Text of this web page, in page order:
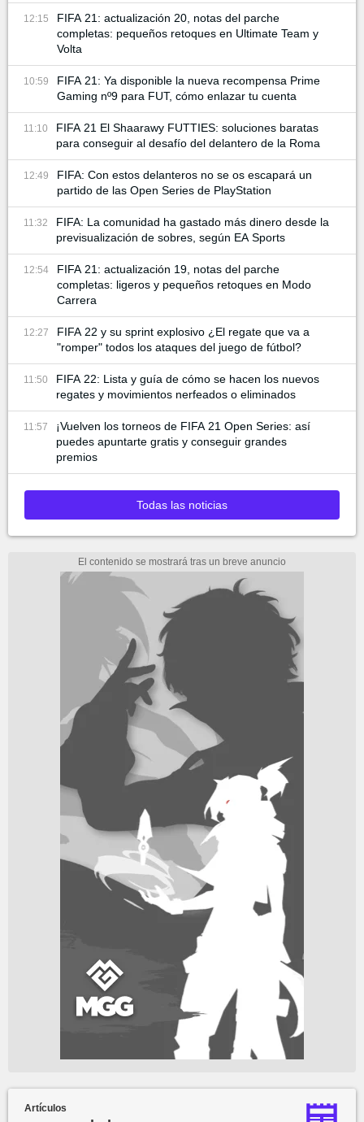
12:15
FIFA 21: actualización 20, notas del parche
completas: pequeños retoques en Ultimate Team y
Volta
10:59
FIFA 21: Ya disponible la nueva recompensa Prime
Gaming nº9 para FUT, cómo enlazar tu cuenta
11:10
FIFA 21 El Shaarawy FUTTIES: soluciones baratas
para conseguir al desafío del delantero de la Roma
12:49
FIFA: Con estos delanteros no se os escapará un
partido de las Open Series de PlayStation
11:32
FIFA: La comunidad ha gastado más dinero desde la
previsualización de sobres, según EA Sports
12:54
FIFA 21: actualización 19, notas del parche
completas: ligeros y pequeños retoques en Modo
Carrera
12:27
FIFA 22 y su sprint explosivo ¿El regate que va a
"romper" todos los ataques del juego de fútbol?
11:50
FIFA 22: Lista y guía de cómo se hacen los nuevos
regates y movimientos nerfeados o eliminados
11:57
¡Vuelven los torneos de FIFA 21 Open Series: así
puedes apuntarte gratis y conseguir grandes
premios
Todas las noticias
Artículos